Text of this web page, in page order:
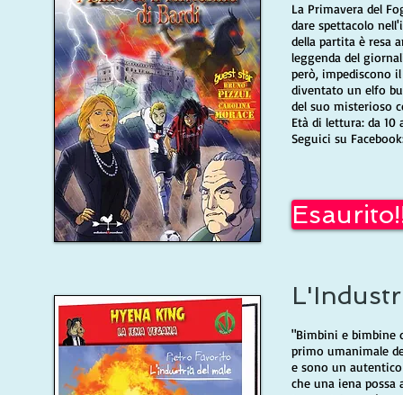
"Bimbini e bimbine
primo umanimale
e sono un
che una iena possa
La Primavera del
dare spettacolo
della partita è resa
leggenda del
però, impediscono
diventato un elfo
del suo misterioso
Età di lettura: da 10
Seguici su